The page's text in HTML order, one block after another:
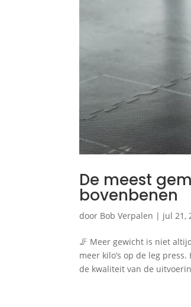
De meest
bovenbenen
door Bob Verpalen | jul 21,
🦵 Meer gewicht is niet
meer kilo’s op de leg
de kwaliteit van de